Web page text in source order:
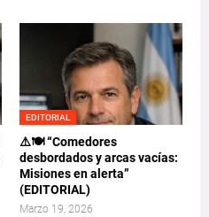
EDITORIAL
⚠️🍽️ “Comedores
desbordados y arcas vacías:
Misiones en alerta”
(EDITORIAL)
Marzo 19, 2026